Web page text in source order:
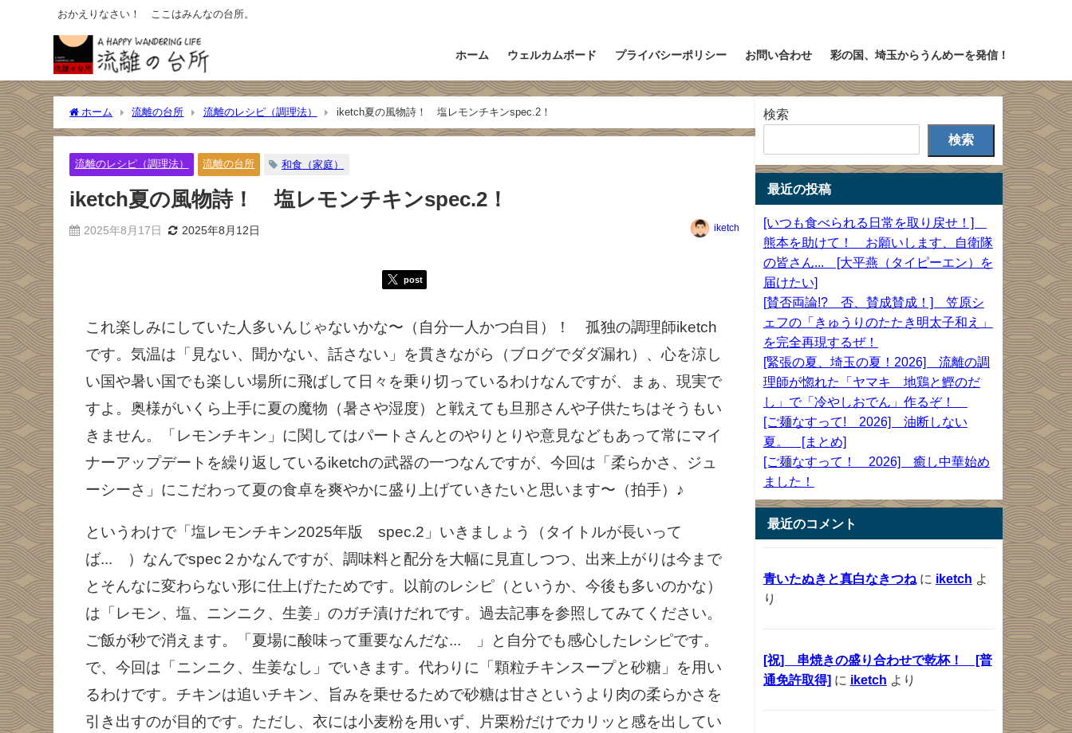
おかえりなさい！ ここはみんなの台所。
ホーム ウェルカムボード プライバシーポリシー お問い合わせ 彩の国、埼玉からうんめーを発信！
ホーム 流離の台所 流離のレシピ（調理法） iketch夏の風物詩！ 塩レモンチキンspec.2！
流離のレシピ（調理法） 流離の台所 和食（家庭）
iketch夏の風物詩！ 塩レモンチキンspec.2！
2025年8月17日 2025年8月12日 iketch
post
これ楽しみにしていた人多いんじゃないかな〜（自分一人かつ白目）！ 孤独の調理師iketch
です。気温は「見ない、聞かない、話さない」を貫きながら（ブログでダダ漏れ）、心を涼し
い国や暑い国でも楽しい場所に飛ばして日々を乗り切っているわけなんですが、まぁ、現実で
すよ。奥様がいくら上手に夏の魔物（暑さや湿度）と戦えても旦那さんや子供たちはそうもい
きません。「レモンチキン」に関してはパートさんとのやりとりや意見などもあって常にマイ
ナーアップデートを繰り返しているiketchの武器の一つなんですが、今回は「柔らかさ、ジュ
ーシーさ」にこだわって夏の食卓を爽やかに盛り上げていきたいと思います〜（拍手）♪
というわけで「塩レモンチキン2025年版 spec.2」いきましょう（タイトルが長いって
ば... ）なんでspec２かなんですが、調味料と配分を大幅に見直しつつ、出来上がりは今まで
とそんなに変わらない形に仕上げたためです。以前のレシピ（というか、今後も多いのかな）
は「レモン、塩、ニンニク、生姜」のガチ漬けだれです。過去記事を参照してみてください。
ご飯が秒で消えます。「夏場に酸味って重要なんだな... 」と自分でも感心したレシピです。
で、今回は「ニンニク、生姜なし」でいきます。代わりに「顆粒チキンスープと砂糖」を用い
るわけです。チキンは追いチキン、旨みを乗せるためで砂糖は甘さというより肉の柔らかさを
引き出すのが目的です。ただし、衣には小麦粉を用いず、片栗粉だけでカリッと感を出してい
検索
検索
最近の投稿
[いつも食べられる日常を取り戻せ！]
熊本を助けて！ お願いします、自衛隊
の皆さん... [大平燕（タイピーエン）を
届けたい]
[賛否両論!? 否、賛成賛成！] 笠原シ
ェフの「きゅうりのたたき明太子和え」
を完全再現するぜ！
[緊張の夏、埼玉の夏！2026] 流離の調
理師が惚れた「ヤマキ 地鶏と鰹のだ
し」で「冷やしおでん」作るぞ！
[ご麺なすって! 2026] 油断しない
夏。 [まとめ]
[ご麺なすって！ 2026] 癒し中華始め
ました！
最近のコメント
青いたぬきと真白なきつねに iketch よ
り
[祝] 串焼きの盛り合わせで乾杯！ [普
通免許取得] に iketch より